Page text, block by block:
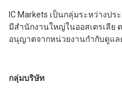
IC Markets เป็นกลุ่มระหว่างป
มีสำนักงานใหญ่ในออสเตรเลีย
อนุญาตจากหน่วยงานกำกับดูแล
กลุ่มบริษัท